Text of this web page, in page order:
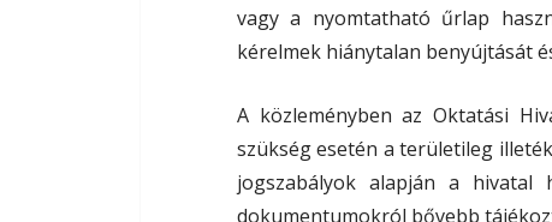
vagy a nyomtatható űrlap
kérelmek hiánytalan benyújtását
A közleményben az Oktatási
szükség esetén a területileg
jogszabályok alapján a hivatal
dokumentumokról bővebb